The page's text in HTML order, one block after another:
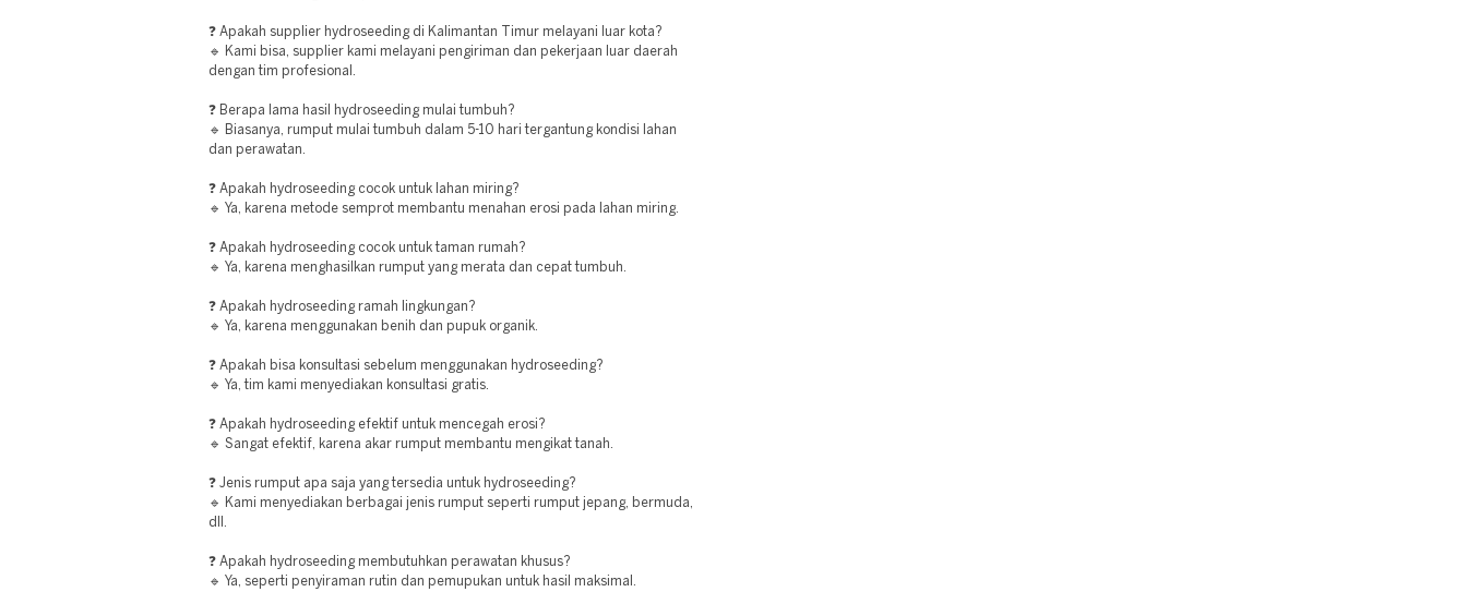
❓ Apakah supplier hydroseeding di Kalimantan Timur melayani luar kota?
🔹 Kami bisa, supplier kami melayani pengiriman dan pekerjaan luar daerah
dengan tim profesional.
❓ Berapa lama hasil hydroseeding mulai tumbuh?
🔹 Biasanya, rumput mulai tumbuh dalam 5-10 hari tergantung kondisi lahan
dan perawatan.
❓ Apakah hydroseeding cocok untuk lahan miring?
🔹 Ya, karena metode semprot membantu menahan erosi pada lahan miring.
❓ Apakah hydroseeding cocok untuk taman rumah?
🔹 Ya, karena menghasilkan rumput yang merata dan cepat tumbuh.
❓ Apakah hydroseeding ramah lingkungan?
🔹 Ya, karena menggunakan benih dan pupuk organik.
❓ Apakah bisa konsultasi sebelum menggunakan hydroseeding?
🔹 Ya, tim kami menyediakan konsultasi gratis.
❓ Apakah hydroseeding efektif untuk mencegah erosi?
🔹 Sangat efektif, karena akar rumput membantu mengikat tanah.
❓ Jenis rumput apa saja yang tersedia untuk hydroseeding?
🔹 Kami menyediakan berbagai jenis rumput seperti rumput jepang, bermuda,
dll.
❓ Apakah hydroseeding membutuhkan perawatan khusus?
🔹 Ya, seperti penyiraman rutin dan pemupukan untuk hasil maksimal.